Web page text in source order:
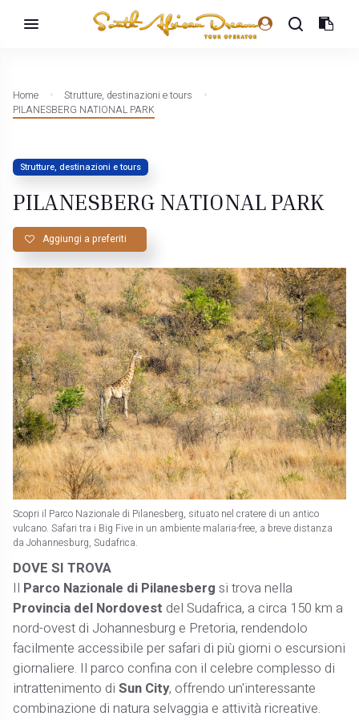
Home
Strutture, destinazioni e tours
PILANESBERG NATIONAL PARK
Strutture, destinazioni e tours
PILANESBERG NATIONAL PARK
Aggiungi a preferiti
Scopri il Parco Nazionale di Pilanesberg, situato nel cratere di un antico
vulcano. Safari tra i Big Five in un ambiente malaria-free, a breve distanza
da Johannesburg, Sudafrica.
DOVE SI TROVA
Il Parco Nazionale di Pilanesberg si trova nella
Provincia del Nordovest del Sudafrica, a circa 150 km a
nord-ovest di Johannesburg e Pretoria, rendendolo
facilmente accessibile per safari di più giorni o escursioni
giornaliere. Il parco confina con il celebre complesso di
intrattenimento diSun City, offrendo un'interessante
combinazione di natura selvaggia e attività ricreative.​